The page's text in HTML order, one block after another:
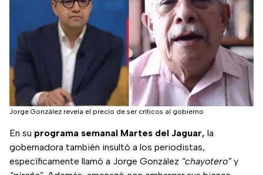
Jorge González revela el precio de ser críticos al gobierno
En su programa semanal Martes del Jaguar, la
gobernadora también insultó a los periodistas,
específicamente llamó a Jorge González “chayotero”y